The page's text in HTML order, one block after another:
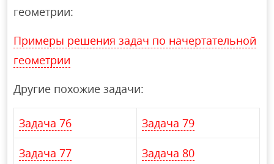
геометрии:
Примеры решения задач по начертательной
геометрии
Другие похожие задачи:
Задача 76 Задача 79
Задача 77 Задача 80